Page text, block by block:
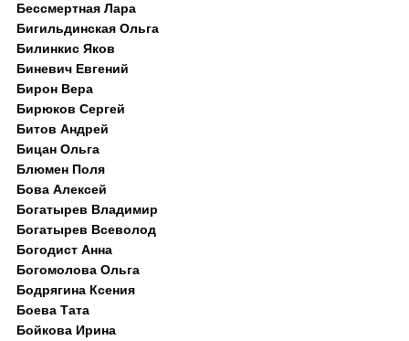
Бессмертная Лара
Бигильдинская Ольга
Билинкис Яков
Биневич Евгений
Бирон Вера
Бирюков Сергей
Битов Андрей
Бицан Ольга
Блюмен Поля
Бова Алексей
Богатырев Владимир
Богатырев Всеволод
Богодист Анна
Богомолова Ольга
Бодрягина Ксения
Боева Тата
Бойкова Ирина